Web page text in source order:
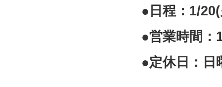
●日程：1/
●営業時間：
●定休日：日